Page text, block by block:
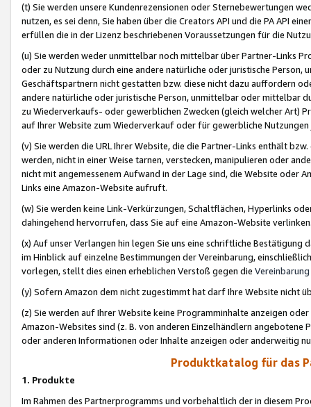
(t) Sie werden unsere Kundenrezensionen oder Sternebewertungen
nutzen, es sei denn, Sie haben über die Creators API und die PA API
erfüllen die in der Lizenz beschriebenen Voraussetzungen für die
(u) Sie werden weder unmittelbar noch mittelbar über Partner-Links
oder zu Nutzung durch eine andere natürliche oder juristische
Geschäftspartnern nicht gestatten bzw. diese nicht dazu auffordern
andere natürliche oder juristische Person, unmittelbar oder mittelbar
zu Wiederverkaufs- oder gewerblichen Zwecken (gleich welcher Art)
auf Ihrer Website zum Wiederverkauf oder für gewerbliche
(v) Sie werden die URL Ihrer Website, die die Partner-Links enthält
werden, nicht in einer Weise tarnen, verstecken, manipulieren oder
nicht mit angemessenem Aufwand in der Lage sind, die Website oder
Links eine Amazon-Website aufruft.
(w) Sie werden keine Link-Verkürzungen, Schaltflächen, Hyperlinks
dahingehend hervorrufen, dass Sie auf eine Amazon-Website
(x) Auf unser Verlangen hin legen Sie uns eine schriftliche
im Hinblick auf einzelne Bestimmungen der Vereinbarung,
vorlegen, stellt dies einen erheblichen Verstoß gegen die Vereinbarung
(y) Sofern Amazon dem nicht zugestimmt hat darf Ihre Website nicht
(z) Sie werden auf Ihrer Website keine Programminhalte anzeigen
Amazon-Websites sind (z. B. von anderen Einzelhändlern
oder anderen Informationen oder Inhalte anzeigen oder anderweitig
Produktkatalog für das
1. Produkte
Im Rahmen des Partnerprogramms und vorbehaltlich der in diesem